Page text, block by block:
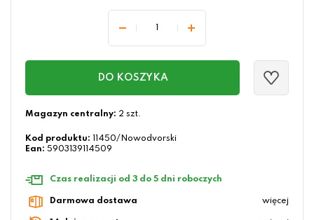
DO KOSZYKA
Magazyn centralny: 2 szt.
Kod produktu:
11450/Nowodvorski
Ean: 5903139114509
Czas realizacji od 3 do 5 dni roboczych
Darmowa dostawa więcej